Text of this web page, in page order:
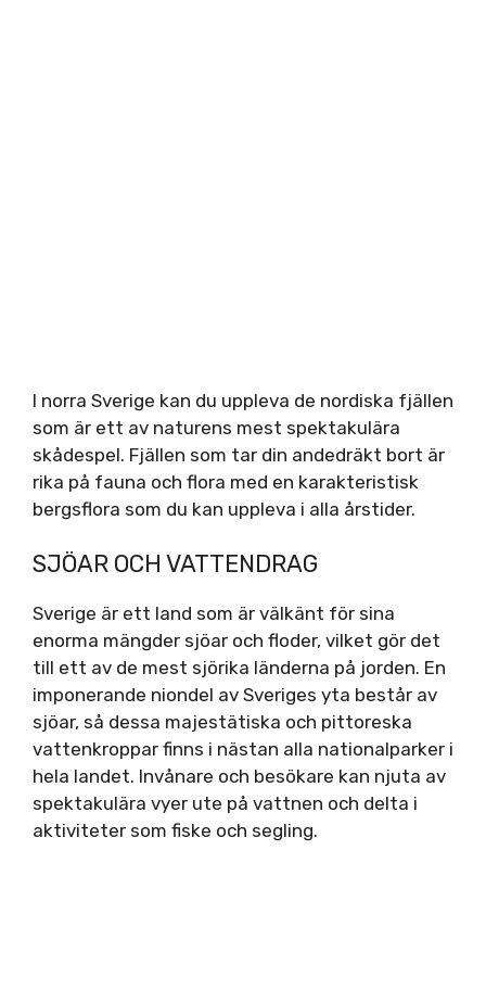
I norra Sverige kan du uppleva de nordiska fjällen
som är ett av naturens mest spektakulära
skådespel. Fjällen som tar din andedräkt bort är
rika på fauna och flora med en karakteristisk
bergsflora som du kan uppleva i alla årstider.
SJÖAR OCH VATTENDRAG
Sverige är ett land som är välkänt för sina
enorma mängder sjöar och floder, vilket gör det
till ett av de mest sjörika länderna på jorden. En
imponerande niondel av Sveriges yta består av
sjöar, så dessa majestätiska och pittoreska
vattenkroppar finns i nästan alla nationalparker i
hela landet. Invånare och besökare kan njuta av
spektakulära vyer ute på vattnen och delta i
aktiviteter som fiske och segling.